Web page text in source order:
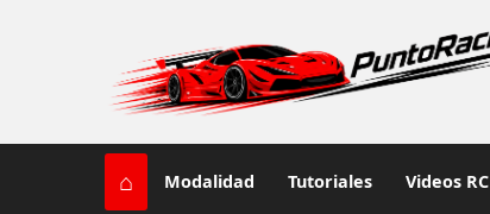
⌂ Modalidad Tutoriales Videos RC